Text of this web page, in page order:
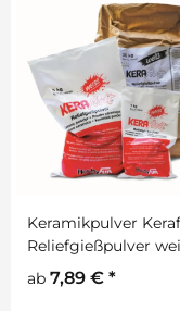
Keramikpulver
Reliefgießpulver
Einzelgrößen
ab 7,89 € *